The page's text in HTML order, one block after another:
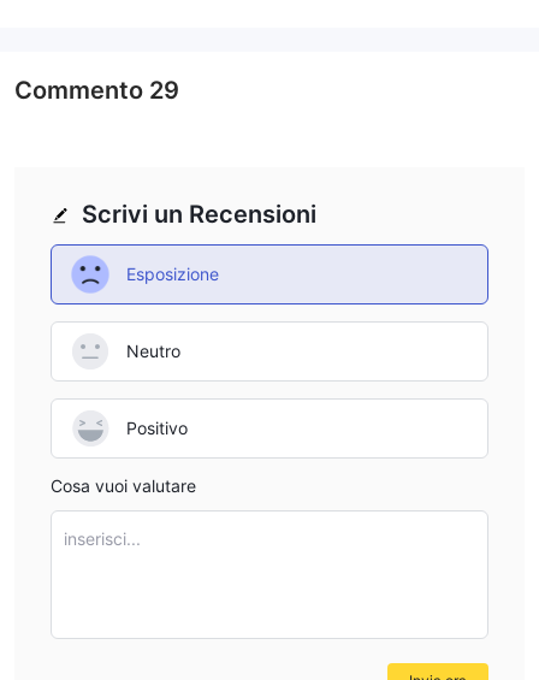
Scrivi un Recensioni
Esposizione
Neutro
Positivo
Cosa vuoi valutare
inserisci...
Commento 29